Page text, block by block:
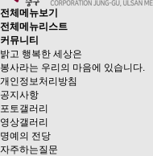
전체메뉴보기
전체메뉴리스트
커뮤니티
밝고 행복한 세상은
봉사라는 우리의 마음에 있습니다.
개인정보처리방침
공지사항
포토갤러리
영상갤러리
명예의 전당
자주하는질문